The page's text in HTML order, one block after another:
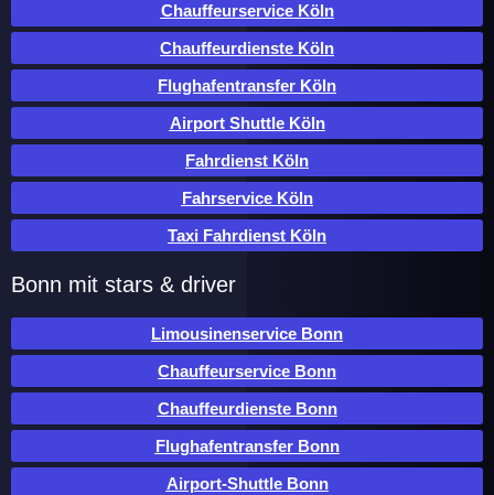
Chauffeurservice Köln
Chauffeurdienste Köln
Flughafentransfer Köln
Airport Shuttle Köln
Fahrdienst Köln
Fahrservice Köln
Taxi Fahrdienst Köln
Bonn mit stars & driver
Limousinenservice Bonn
Chauffeurservice Bonn
Chauffeurdienste Bonn
Flughafentransfer Bonn
Airport-Shuttle Bonn